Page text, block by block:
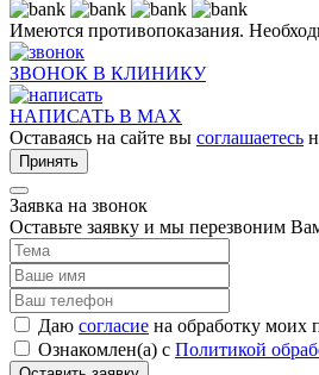
Имеются противопоказания.
ЗВОНОК В КЛИНИКУ
НАПИСАТЬ В MAX
Оставаясь на сайте вы соглашаетесь
Принять
Заявка на звонок
Оставьте заявку и мы перезвоним
Даю согласие на обработку моих
Ознакомлен(а) с Политикой